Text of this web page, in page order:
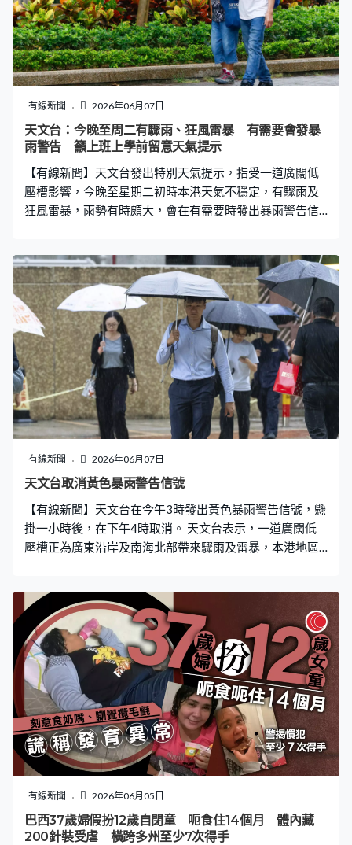
有線新聞 2026年06月07日
天文台：今晚至周二有驟雨、狂風雷暴 有需要會發暴
雨警告 籲上班上學前留意天氣提示
【有線新聞】天文台發出特別天氣提示，指受一道廣闊低
壓槽影響，今晚至星期二初時本港天氣不穩定，有驟雨及
狂風雷暴，雨勢有時頗大，會在有需要時發出暴雨警告信
來驟雨及雷暴，本港方面，今午新界多處地區錄得約30毫
米雨量，而西貢區的雨量更超過50毫米。天文台預料本港
地區今明多雲，有驟雨及狂風雷暴，雨勢有時頗大，明日
氣溫介乎25至29度，吹和緩西南風，風勢間中清勁。展望
星期二初時雨勢仍然頗大及有狂風雷暴，稍後驟雨逐漸減
少。隨後一兩日天色較為明朗。
有線新聞 2026年06月07日
天文台取消黃色暴雨警告信號
【有線新聞】天文台在今午3時發出黃色暴雨警告信號，懸
掛一小時後，在下午4時取消。 天文台表示，一道廣闊低
壓槽正為廣東沿岸及南海北部帶來驟雨及雷暴，本港地區
雷暴，雨勢有時頗大。本周中期驟雨逐漸減少。
有線新聞 2026年06月05日
巴西37歲婦假扮12歲自閉童 呃食住14個月 體內藏
200針裝受虐 橫跨多州至少7次得手